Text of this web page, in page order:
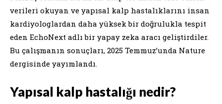
verileri okuyan ve yapısal kalp hastalıklarını insan
kardiyologlardan daha yüksek bir doğrulukla tespit
eden EchoNext adlı bir yapay zeka aracı geliştirdiler.
Bu çalışmanın sonuçları, 2025 Temmuz’unda Nature
dergisinde yayımlandı.
Yapısal kalp hastalığı nedir?